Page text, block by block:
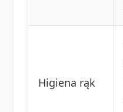
Higiena rąk